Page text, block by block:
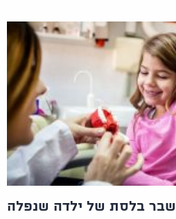
שבר בלסת של ילדה שנפלה